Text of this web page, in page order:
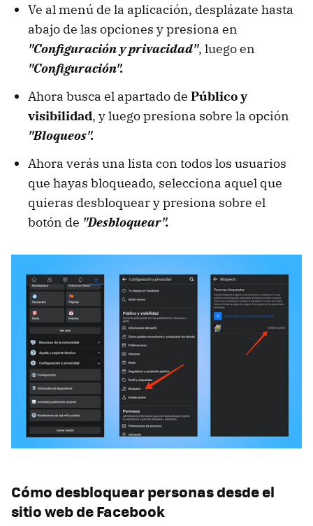
Ve al menú de la aplicación, desplázate hasta
abajo de las opciones y presiona en
"Configuración y privacidad", luego en
"Configuración".
Ahora busca el apartado de Público y
visibilidad, y luego presiona sobre la opción
"Bloqueos".
Ahora verás una lista con todos los usuarios
que hayas bloqueado, selecciona aquel que
quieras desbloquear y presiona sobre el
botón de "Desbloquear".
Cómo desbloquear personas desde el
sitio web de Facebook